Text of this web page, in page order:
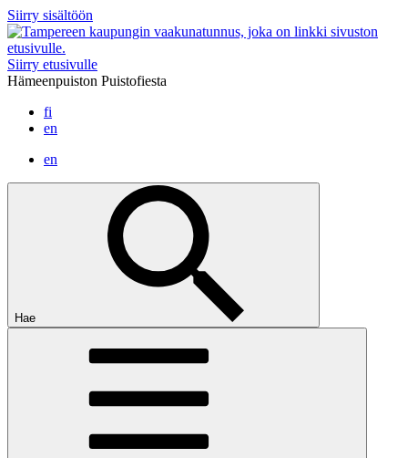
Siirry sisältöön
Siirry etusivulle
Hämeenpuiston Puistofiesta
fi
en
en
Hae